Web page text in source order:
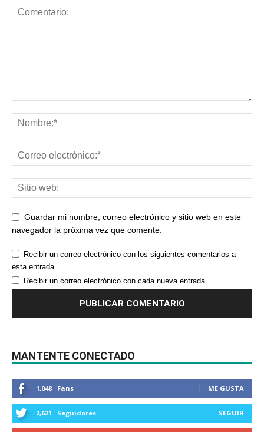
Guardar mi nombre, correo electrónico y sitio web en este
navegador la próxima vez que comente.
Recibir un correo electrónico con los siguientes comentarios a
esta entrada.
Recibir un correo electrónico con cada nueva entrada.
MANTENTE CONECTADO
1,048 Fans ME GUSTA
2,621 Seguidores SEGUIR